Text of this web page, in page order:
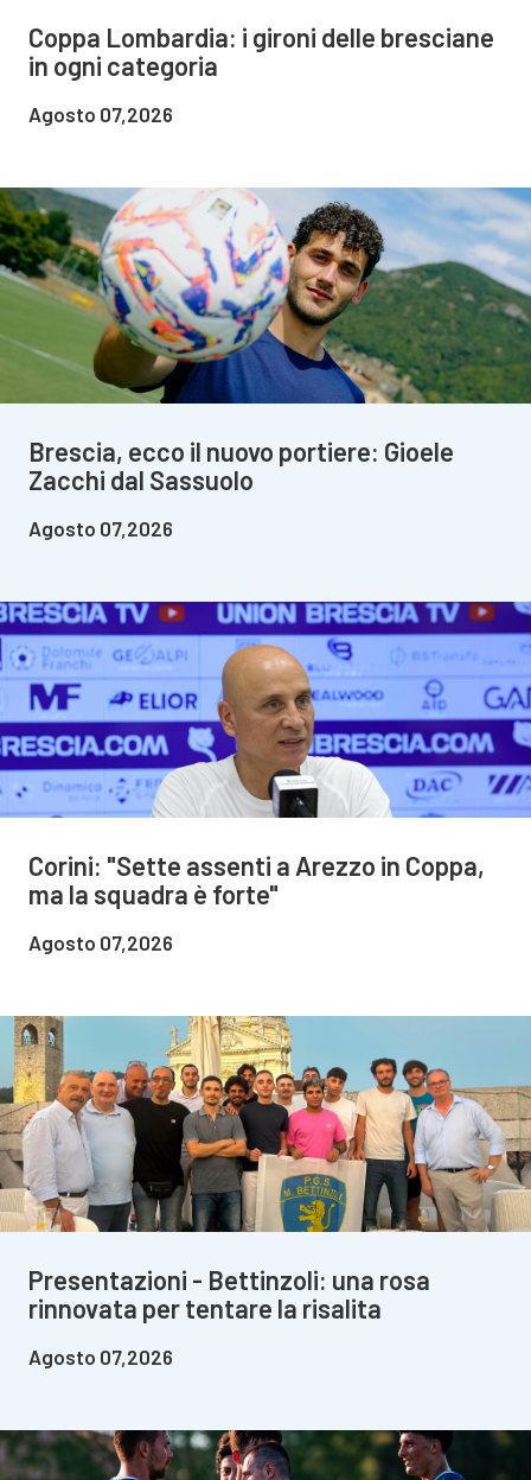
Coppa Lombardia: i gironi delle bresciane
in ogni categoria
Agosto 07,2026
Brescia, ecco il nuovo portiere: Gioele
Zacchi dal Sassuolo
Agosto 07,2026
Corini: "Sette assenti a Arezzo in Coppa,
ma la squadra è forte"
Agosto 07,2026
Presentazioni - Bettinzoli: una rosa
rinnovata per tentare la risalita
Agosto 07,2026